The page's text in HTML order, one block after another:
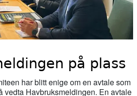
fisk ble sortert med
i fjor
på plass
har blitt enige om en avtale som
vedta Havbruksmeldingen. En avtale